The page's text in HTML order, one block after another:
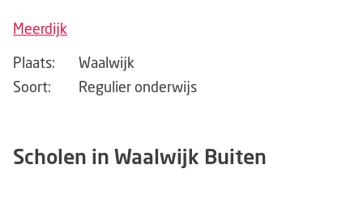
Meerdijk
Plaats:
Waalwijk
Soort:
Regulier onderwijs
Scholen in Waalwijk Buiten